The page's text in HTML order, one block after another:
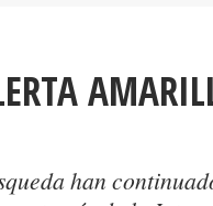
han